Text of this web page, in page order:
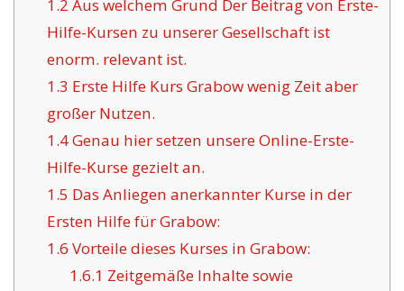
1.2 Aus welchem Grund Der Beitrag von Erste-
Hilfe-Kursen zu unserer Gesellschaft ist
enorm. relevant ist.
1.3 Erste Hilfe Kurs Grabow wenig Zeit aber
großer Nutzen.
1.4Genau hier setzen unsere Online-Erste-
Hilfe-Kurse gezielt an.
1.5 Das Anliegen anerkannter Kurse in der
Ersten Hilfe für Grabow:
1.6 Vorteile dieses Kurses in Grabow:
1.6.1 Zeitgemäße Inhalte sowie